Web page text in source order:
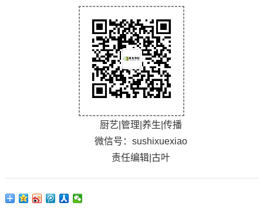
厨艺|管理|养生|传播
微信号：sushixuexiao
责任编辑|古叶